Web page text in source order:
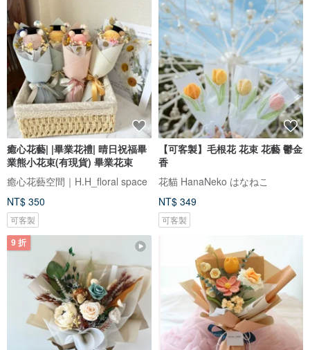
癒心花藝| |畢業花禮| 晴日祝福畢
業熊小花束(有現貨) 畢業花束
癒心花藝空間｜H.H_floral space
NT$ 350
可客製
【可客製】毛根花 花束 花藝 鬱金
香
花貓 HanaNeko はなねこ
NT$ 349
可客製
9 折